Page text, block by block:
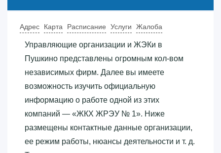
Адрес Карта Расписание Услуги Жалоба
Управляющие организации и ЖЭКи в
Пушкино представлены огромным кол-вом
независимых фирм. Далее вы имеете
возможность изучить официальную
информацию о работе одной из этих
компаний — «‎ЖКХ ЖРЭУ № 1»‎. Ниже
размещены контактные данные организации,
ее режим работы, нюансы деятельности и т. д.